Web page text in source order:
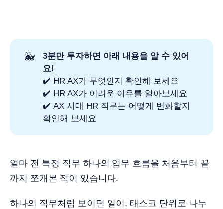
🐳
3분만 투자하면 아래 내용을 알 수 있어
요!
✔️ HR AX가 무엇인지 확인해 보세요
✔️ HR AX가 어려운 이유를 알아보세요
✔️ AX 시대 HR 직무는 어떻게 변화할지
확인해 보세요
얼마 전 특정 직무 하나의 업무 흐름을 처음부터 끝
까지 쪼개본 적이 있습니다.
하나의 직무처럼 보이던 일이, 태스크 단위로 나누